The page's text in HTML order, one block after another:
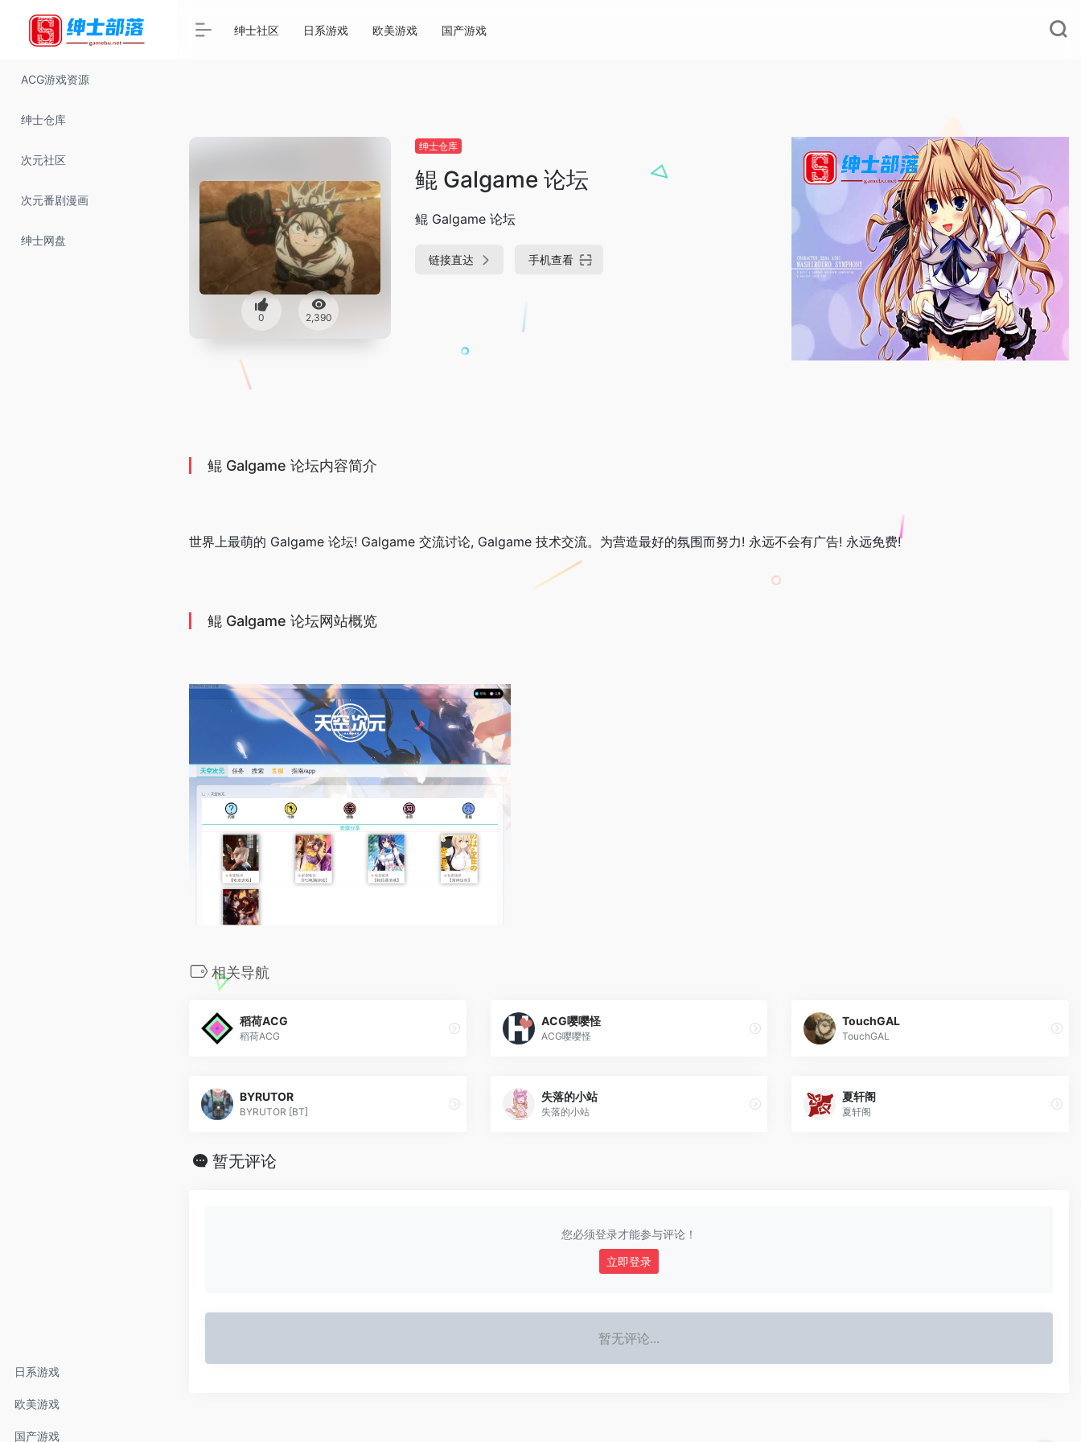
ACG游戏资源
绅士仓库
次元社区
次元番剧漫画
绅士网盘
日系游戏
欧美游戏
国产游戏
绅士社区 日系游戏 欧美游戏 国产游戏
0 2,390
绅士仓库
鲲 Galgame 论坛
鲲 Galgame 论坛
链接直达 手机查看
鲲 Galgame 论坛内容简介
世界上最萌的 Galgame 论坛! Galgame 交流讨论, Galgame 技术交流。为营造最好的氛围而努力! 永远不会有广告! 永远免费!
鲲 Galgame 论坛网站概览
相关导航
稻荷ACG
稻荷ACG
ACG嘤嘤怪
ACG嘤嘤怪
TouchGAL
TouchGAL
BYRUTOR
BYRUTOR [BT]
失落的小站
失落的小站
夏轩阁
夏轩阁
暂无评论
您必须登录才能参与评论！
立即登录
暂无评论...